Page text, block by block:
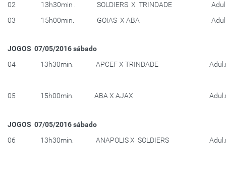
02
13h30min . SOLDIERS X TRINDADE
03
15h00min. GOIAS X ABA
JOGOS 07/05/2016 sábado
04
13h30min. APCEF X TRINDADE
05 15h00min. ABA X AJAX
JOGOS 07/05/2016 sábado
06
13h30min. ANAPOLIS X SOLDIERS